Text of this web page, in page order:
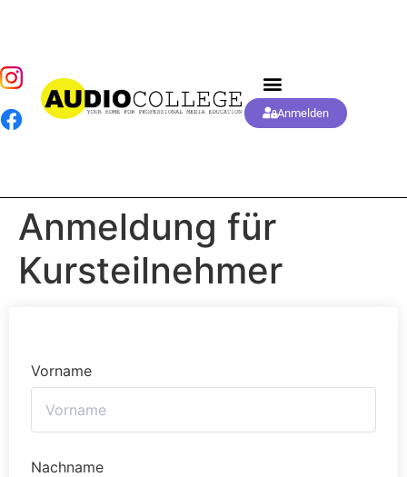
Anmelden
Anmeldung für
Kursteilnehmer
Vorname
Nachname